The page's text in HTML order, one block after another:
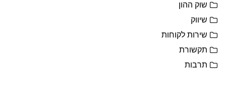
שוק ההון
שיווק
שירות לקוחות
תקשורת
תרבות